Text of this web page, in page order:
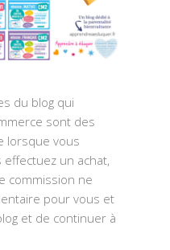
du blog qui
sont des
lorsque vous
un achat,
commission ne
pour vous et
et de continuer à